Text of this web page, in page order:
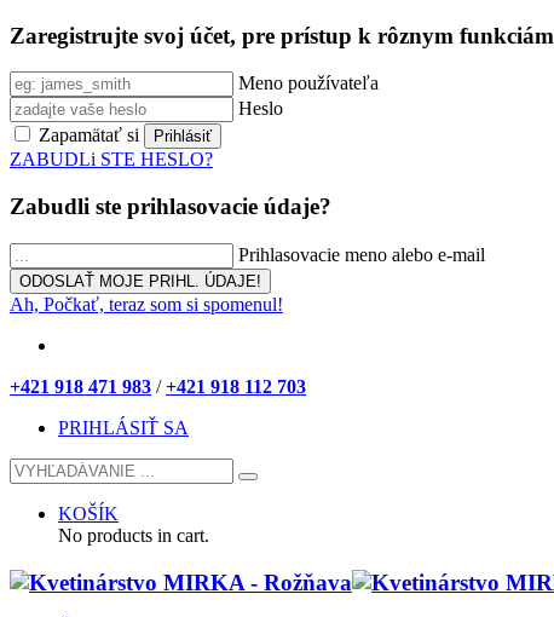
Zaregistrujte svoj účet, pre prístup k rôznym funkciám
Meno používateľa
Heslo
Zapamätať si
ZABUDLi STE HESLO?
Zabudli ste prihlasovacie údaje?
Prihlasovacie meno alebo e-mail
Ah, Počkať, teraz som si spomenul!
+421 918 471 983 /+421 918 112 703
PRIHLÁSIŤ SA
KOŠÍK
No products in cart.